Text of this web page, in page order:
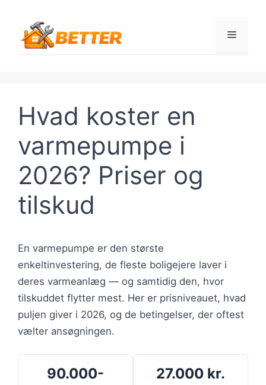
indhold
Menu
Hvad koster en
varmepumpe i
2026? Priser og
tilskud
En varmepumpe er den største
enkeltinvestering, de fleste boligejere laver i
deres varmeanlæg — og samtidig den, hvor
tilskuddet flytter mest. Her er prisniveauet, hvad
puljen giver i 2026, og de betingelser, der oftest
vælter ansøgningen.
90.000-
27.000 kr.